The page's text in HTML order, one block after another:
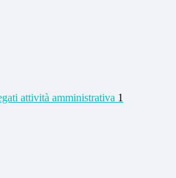
attività amministrativa 1